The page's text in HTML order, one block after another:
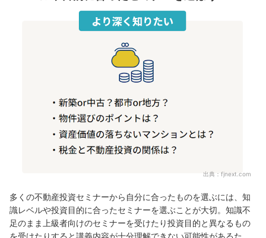
出典： fjnext.com
多くの不動産投資セミナーから自分に合ったものを選ぶには、知
識レベルや投資目的に合ったセミナーを選ぶことが大切。知識不
足のまま上級者向けのセミナーを受けたり投資目的と異なるもの